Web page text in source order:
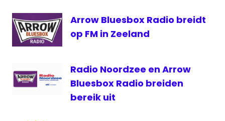
Arrow Bluesbox Radio breidt
op FM in Zeeland
Radio Noordzee en Arrow
Bluesbox Radio breiden
bereik uit